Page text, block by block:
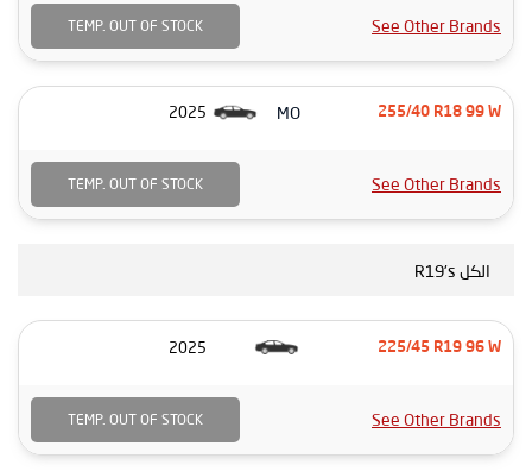
See Other Brands
TEMP. OUT OF STOCK
255/40 R18 99 W
MO
2025
See Other Brands
TEMP. OUT OF STOCK
الكل R19's
225/45 R19 96 W
2025
See Other Brands
TEMP. OUT OF STOCK